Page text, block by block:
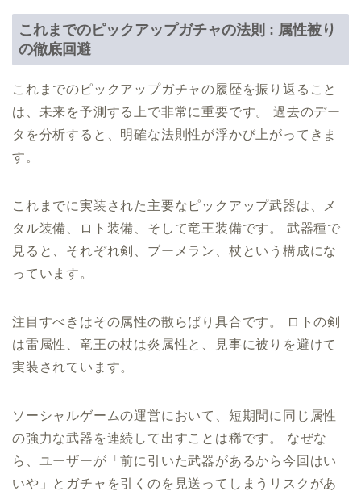
これまでのピックアップガチャの法則 : 属性被り
の徹底回避
これまでのピックアップガチャの履歴を振り返ること
は、未来を予測する上で非常に重要です。 過去のデー
タを分析すると、明確な法則性が浮かび上がってきま
す。
これまでに実装された主要なピックアップ武器は、メ
タル装備、ロト装備、そして竜王装備です。 武器種で
見ると、それぞれ剣、ブーメラン、杖という構成にな
っています。
注目すべきはその属性の散らばり具合です。 ロトの剣
は雷属性、竜王の杖は炎属性と、見事に被りを避けて
実装されています。
ソーシャルゲームの運営において、短期間に同じ属性
の強力な武器を連続して出すことは稀です。 なぜな
ら、ユーザーが「前に引いた武器があるから今回はい
いや」とガチャを引くのを見送ってしまうリスクがあ